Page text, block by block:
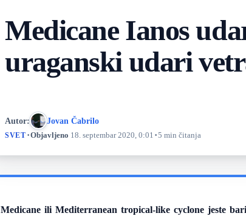
Medicane Ianos
uraganski udari
Autor: Jovan Čabrilo
SVET ·Objavljeno 18. septembar 2020, 0:01 ·5 min čitanja
Medicane ili Mediterranean tropical-like cyclone jeste